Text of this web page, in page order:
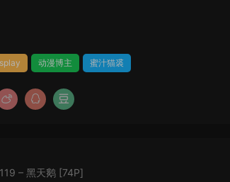
动漫博主 蜜汁猫裘
– 黑天鹅 [74P]